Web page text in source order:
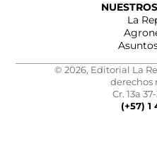
La
© 2026, Editorial La
derechos
Cr. 13a
(+57) 1